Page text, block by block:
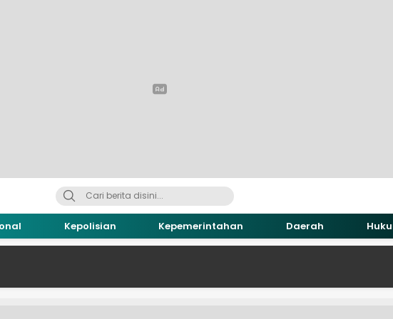
Kepolisian Kepemerintahan Daerah